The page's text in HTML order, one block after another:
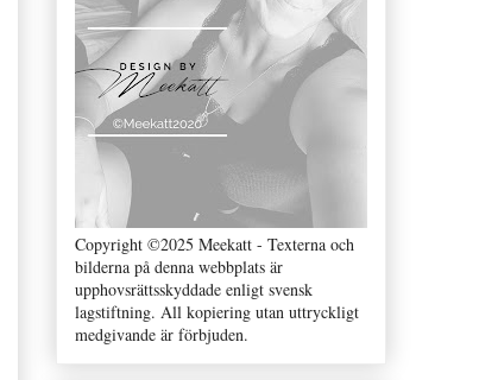
Copyright ©2025 Meekatt - Texterna och
bilderna på denna webbplats är
upphovsrättsskyddade enligt svensk
lagstiftning. All kopiering utan uttryckligt
medgivande är förbjuden.